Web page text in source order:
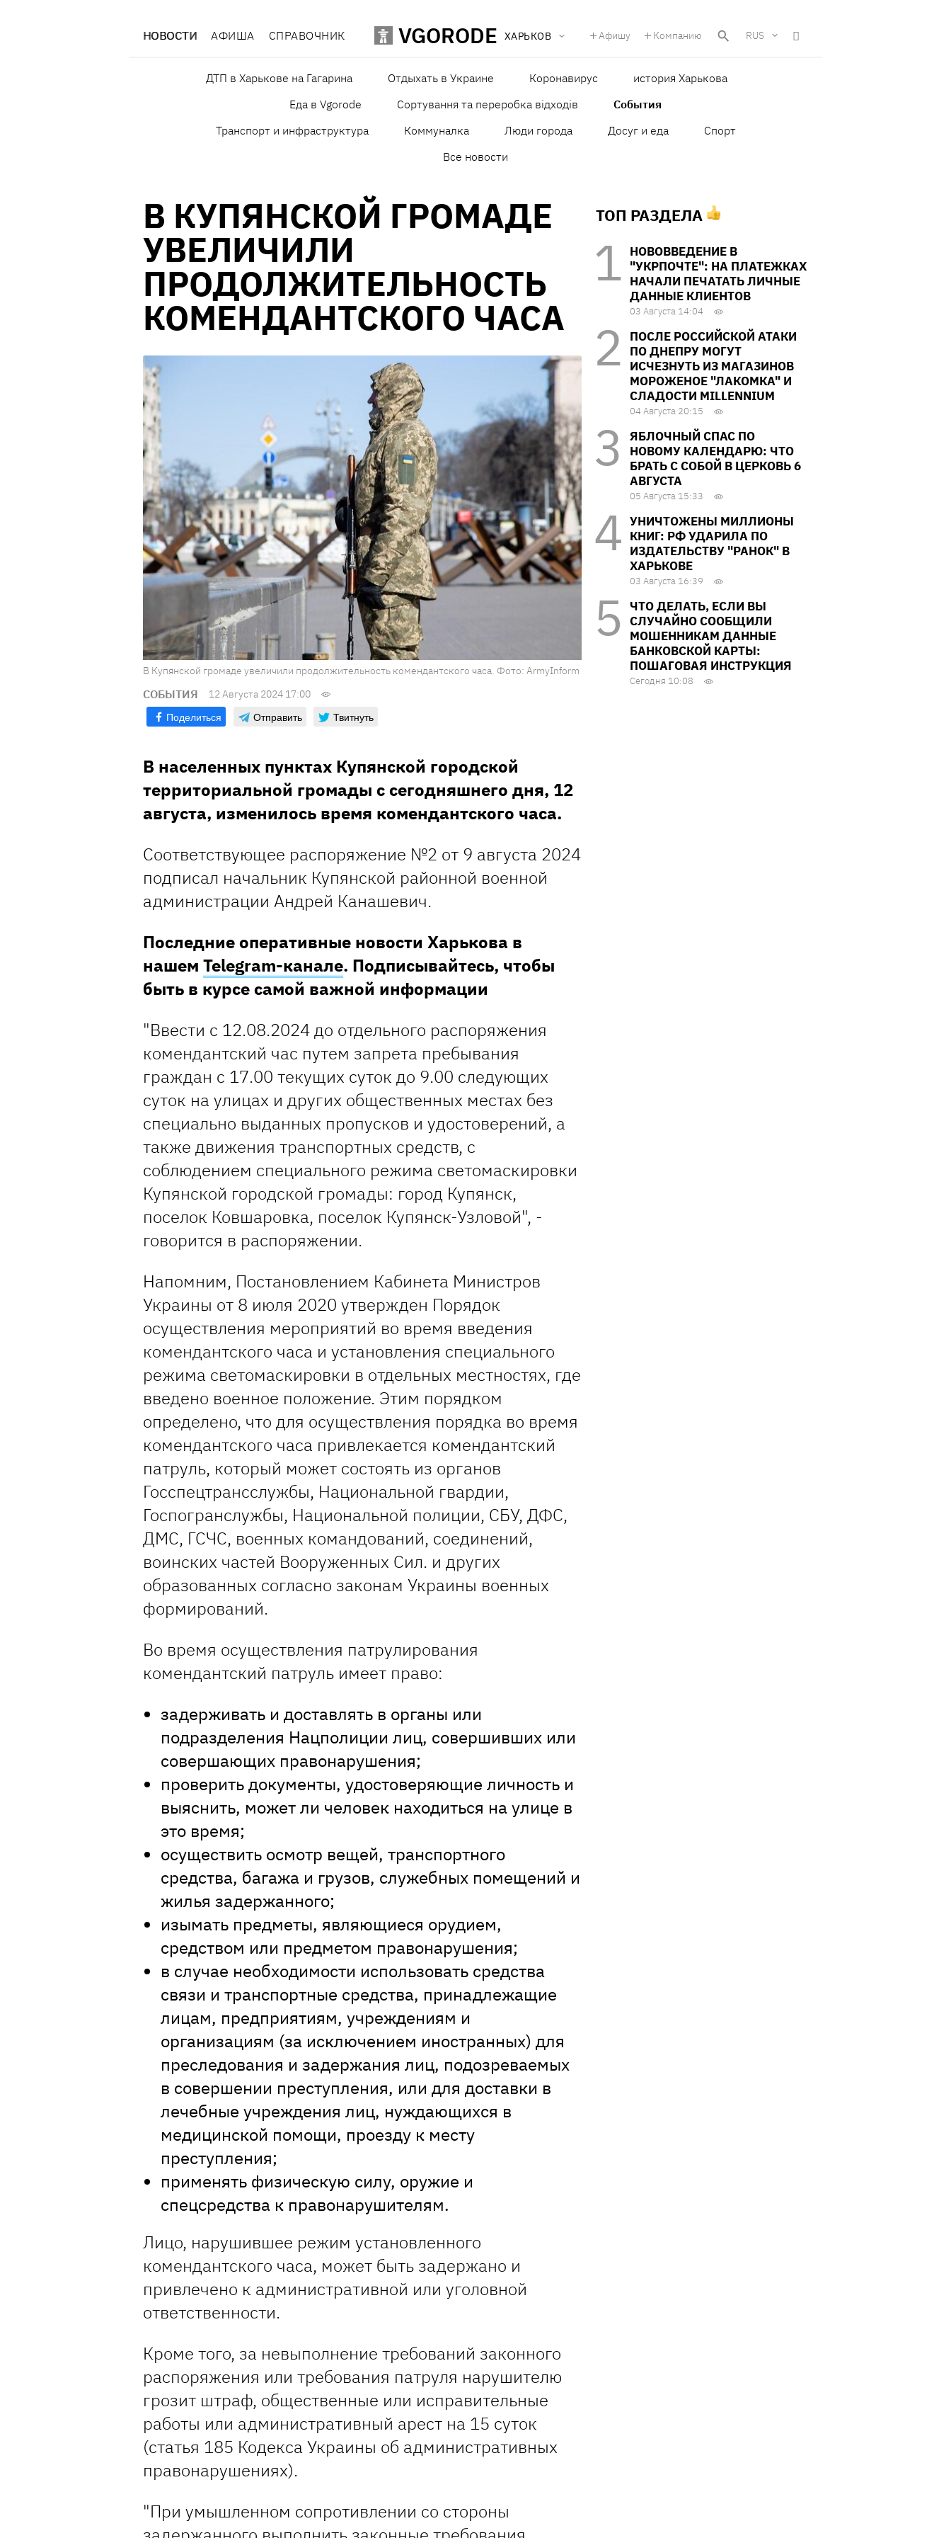
НОВОСТИ АФИША СПРАВОЧНИК VGORODE ХАРЬКОВ Афишу Компанию RUS
ДТП в Харькове на Гагарина Отдыхать в Украине Коронавирус
история Харькова
Еда в Vgorode
Сортування та переробка відходів
События
Транспорт и инфраструктура
Коммуналка Люди города Досуг и еда
Спорт
Все новости
В КУПЯНСКОЙ ГРОМАДЕ
УВЕЛИЧИЛИ
ПРОДОЛЖИТЕЛЬНОСТЬ
КОМЕНДАНТСКОГО ЧАСА
В Купянской громаде увеличили продолжительность комендантского часа. Фото: ArmyInform
СОБЫТИЯ 12 Августа 2024 17:00
Поделиться Отправить Твитнуть
В населенных пунктах Купянской городской
территориальной громады с сегодняшнего дня, 12
августа, изменилось время комендантского часа.
Соответствующее распоряжение №2 от 9 августа 2024
подписал начальник Купянской районной военной
администрации Андрей Канашевич.
Последние оперативные новости Харькова в
нашем Telegram-канале. Подписывайтесь, чтобы
быть в курсе самой важной информации
"Ввести с 12.08.2024 до отдельного распоряжения
комендантский час путем запрета пребывания
граждан с 17.00 текущих суток до 9.00 следующих
суток на улицах и других общественных местах без
специально выданных пропусков и удостоверений, а
также движения транспортных средств, с
соблюдением специального режима светомаскировки
Купянской городской громады: город Купянск,
поселок Ковшаровка, поселок Купянск-Узловой", -
говорится в распоряжении.
Напомним, Постановлением Кабинета Министров
Украины от 8 июля 2020 утвержден Порядок
осуществления мероприятий во время введения
комендантского часа и установления специального
режима светомаскировки в отдельных местностях, где
введено военное положение. Этим порядком
определено, что для осуществления порядка во время
комендантского часа привлекается комендантский
патруль, который может состоять из органов
Госспецтрансслужбы, Национальной гвардии,
Госпогранслужбы, Национальной полиции, СБУ, ДФС,
ДМС, ГСЧС, военных командований, соединений,
воинских частей Вооруженных Сил. и других
образованных согласно законам Украины военных
формирований.
Во время осуществления патрулирования
комендантский патруль имеет право:
задерживать и доставлять в органы или
подразделения Нацполиции лиц, совершивших или
совершающих правонарушения;
проверить документы, удостоверяющие личность и
выяснить, может ли человек находиться на улице в
это время;
осуществить осмотр вещей, транспортного
средства, багажа и грузов, служебных помещений и
жилья задержанного;
изымать предметы, являющиеся орудием,
средством или предметом правонарушения;
в случае необходимости использовать средства
связи и транспортные средства, принадлежащие
лицам, предприятиям, учреждениям и
организациям (за исключением иностранных) для
преследования и задержания лиц, подозреваемых
в совершении преступления, или для доставки в
лечебные учреждения лиц, нуждающихся в
медицинской помощи, проезду к месту
преступления;
применять физическую силу, оружие и
спецсредства к правонарушителям.
Лицо, нарушившее режим установленного
комендантского часа, может быть задержано и
привлечено к административной или уголовной
ответственности.
Кроме того, за невыполнение требований законного
распоряжения или требования патруля нарушителю
грозит штраф, общественные или исправительные
работы или административный арест на 15 суток
(статья 185 Кодекса Украины об административных
правонарушениях).
"При умышленном сопротивлении со стороны
ТОП РАЗДЕЛА
НОВОВВЕДЕНИЕ В
"УКРПОЧТЕ": НА ПЛАТЕЖКАХ
НАЧАЛИ ПЕЧАТАТЬ ЛИЧНЫЕ
ДАННЫЕ КЛИЕНТОВ
03 Августа 14:04
ПОСЛЕ РОССИЙСКОЙ АТАКИ
ПО ДНЕПРУ МОГУТ
ИСЧЕЗНУТЬ ИЗ МАГАЗИНОВ
МОРОЖЕНОЕ "ЛАКОМКА" И
СЛАДОСТИ MILLENNIUM
04 Августа 20:15
ЯБЛОЧНЫЙ СПАС ПО
НОВОМУ КАЛЕНДАРЮ: ЧТО
БРАТЬ С СОБОЙ В ЦЕРКОВЬ 6
АВГУСТА
05 Августа 15:33
УНИЧТОЖЕНЫ МИЛЛИОНЫ
КНИГ: РФ УДАРИЛА ПО
ИЗДАТЕЛЬСТВУ "РАНОК" В
ХАРЬКОВЕ
03 Августа 16:39
ЧТО ДЕЛАТЬ, ЕСЛИ ВЫ
СЛУЧАЙНО СООБЩИЛИ
МОШЕННИКАМ ДАННЫЕ
БАНКОВСКОЙ КАРТЫ:
ПОШАГОВАЯ ИНСТРУКЦИЯ
Сегодня 10:08